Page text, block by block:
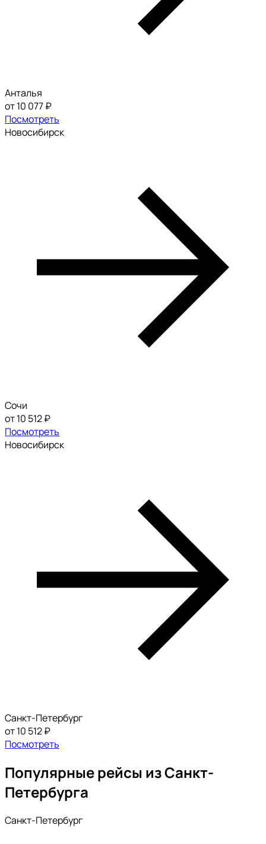
Анталья
от 10 077 ₽
Посмотреть
Новосибирск
Сочи
от 10 512 ₽
Посмотреть
Новосибирск
Санкт-Петербург
от 10 512 ₽
Посмотреть
Популярные рейсы из Санкт-
Петербурга
Санкт-Петербург